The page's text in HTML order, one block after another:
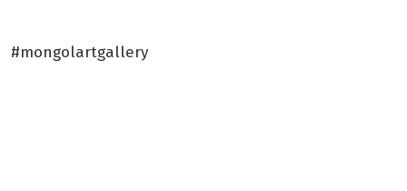
#mongolartgallery